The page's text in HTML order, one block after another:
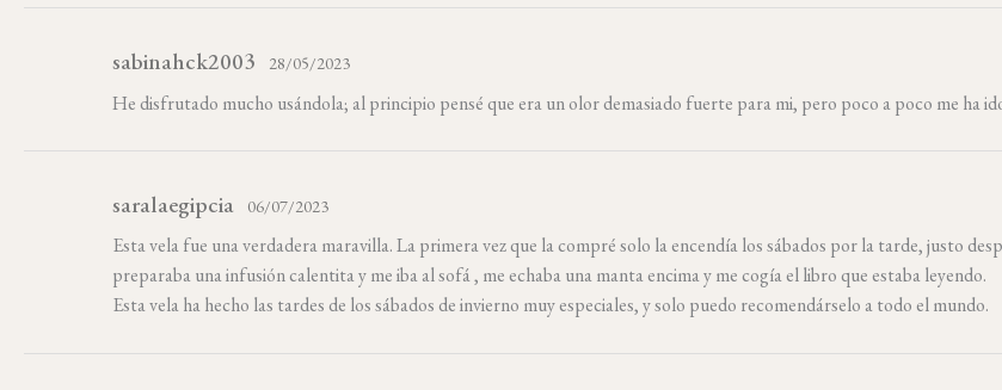
sabinahck2003 28/05/2023
He disfrutado mucho usándola; al principio pensé que era un olor demasiado fuerte para mi, pero poco a poco me ha
saralaegipcia 06/07/2023
Esta vela fue una verdadera maravilla. La primera vez que la compré solo la encendía los sábados por la tarde, justo
preparaba una infusión calentita y me iba al sofá , me echaba una manta encima y me cogía el libro que estaba leyendo.
Esta vela ha hecho las tardes de los sábados de invierno muy especiales, y solo puedo recomendárselo a todo el mundo.